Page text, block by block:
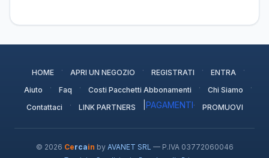
HOME · APRI UN NEGOZIO · REGISTRATI · ENTRA ·
Aiuto · Faq · Costi Pacchetti Abbonamenti · Chi Siamo ·
Contattaci · LINK PARTNERS PAGAMENTI· PROMUOVI
© 2026 Cercain by AVANET SRL — P.IVA 03772060046